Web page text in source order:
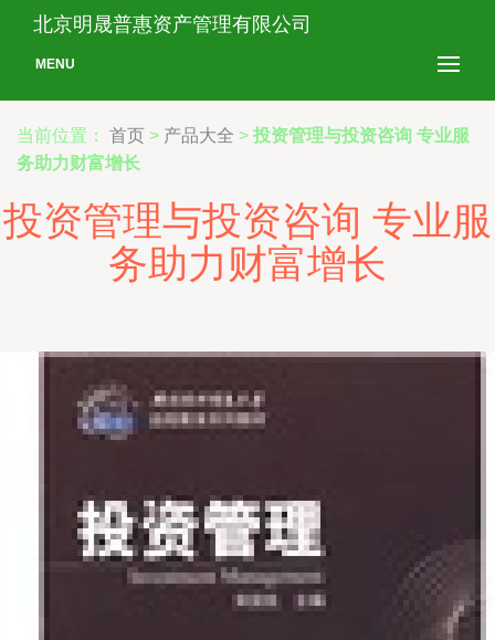
北京明晟普惠资产管理有限公司
MENU
当前位置： 首页 > 产品大全 > 投资管理与投资咨询 专业服
务助力财富增长
投资管理与投资咨询 专业服
务助力财富增长